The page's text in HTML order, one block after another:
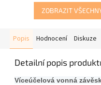
pomerančů, bílých květů,
citrusů a zimolezu se
jasmínu a mandlovníku.
ZOBRAZIT
Popis Hodnocení Diskuze
Detailní popis
Víceúčelová vonná